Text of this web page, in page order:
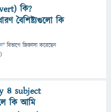
কি?
বৈশিষ্ট্যগুলো কি
" বিভাগে জিজ্ঞাসাকরেছেন
4 subject
কি আমি